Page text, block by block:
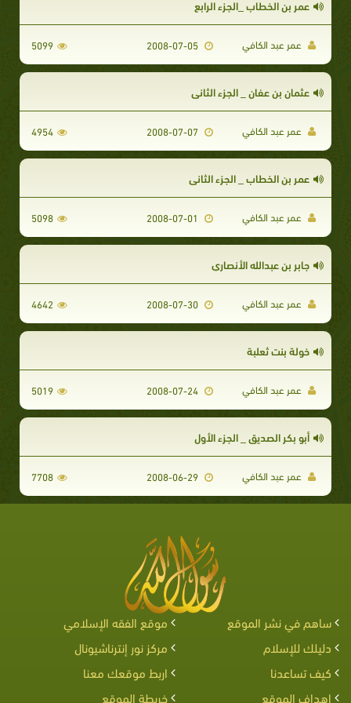
عمر بن الخطاب _الجزء الرابع
عمر عبد الكافي 5099
عثمان بن عفان _ الجزء الثاني
عمر عبد الكافي 4954
عمر بن الخطاب _ الجزء الثاني
عمر عبد الكافي 5098
جابر بن عبدالله الأنصاري
عمر عبد الكافي 4642
خولة بنت ثعلبة
عمر عبد الكافي 5019
أبو بكر الصديق _ الجزء الأول
عمر عبد الكافي 7708
ساهم في نشر الموقع
موقع الفقه الإسلامي
دليلك للإسلام
مركز نور إنترناشيونال
كيف تساعدنا
اربط موقعك معنا
اهداف الموقع
خريطة الموقع